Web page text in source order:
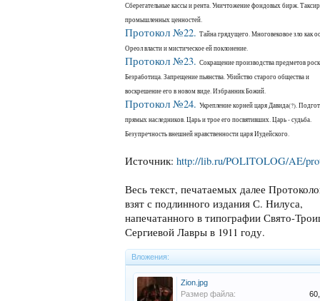
Сберегательные кассы и рента. Уничтожение фондовых бирж.
промышленных ценностей.
Протокол №22. Тайна грядущего. Многовековое зло как
Ореол власти и мистическое ей поклонение.
Протокол №23. Сокращение производства предметов
Безработица. Запрещение пьянства. Убийство старого общества и
воскрешение его в новом виде. Избранник Божий.
Протокол №24. Укрепление корней царя Давида(?).
прямых наследников. Царь и трое его посвятивших. Царь - судьба.
Безупречность внешней нравственности царя Иудейского.
Источник: http://lib.ru/POLITOLOG/AE/
Весь текст, печатаемых далее
взят с подлинного издания С. Нилуса,
напечатанного в типографии Свято-
Сергиевой Лавры в 1911 году.
Вложения:
Zion.jpg
Размер файла: